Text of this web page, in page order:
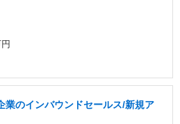
業のインバウンドセールス/新規ア